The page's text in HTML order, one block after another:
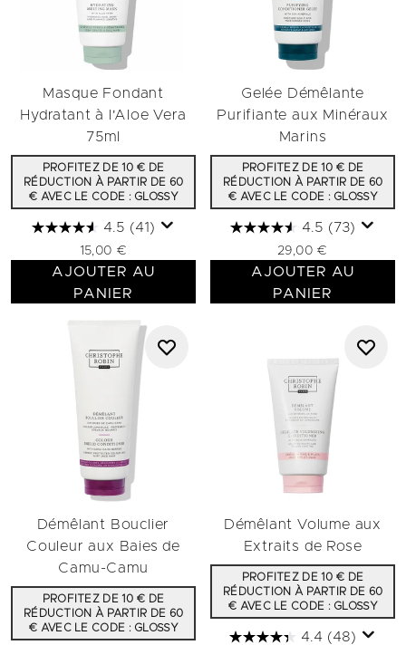
Masque Fondant
Hydratant à l'Aloe Vera
75ml
PROFITEZ DE 10 € DE
RÉDUCTION À PARTIR DE 60
€ AVEC LE CODE : GLOSSY
4.5 (41)
15,00 €
AJOUTER AU
PANIER
Gelée Démêlante
Purifiante aux Minéraux
Marins
PROFITEZ DE 10 € DE
RÉDUCTION À PARTIR DE 60
€ AVEC LE CODE : GLOSSY
4.5 (73)
29,00 €
AJOUTER AU
PANIER
Démêlant Bouclier
Couleur aux Baies de
Camu-Camu
PROFITEZ DE 10 € DE
RÉDUCTION À PARTIR DE 60
€ AVEC LE CODE : GLOSSY
Démêlant Volume aux
Extraits de Rose
PROFITEZ DE 10 € DE
RÉDUCTION À PARTIR DE 60
€ AVEC LE CODE : GLOSSY
4.4 (48)